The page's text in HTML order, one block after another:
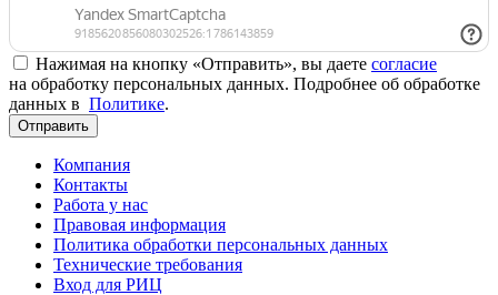
Нажимая на кнопку «Отправить», вы даете согласие
на обработку персональных данных. Подробнее об обработке
данных в Политике.
Отправить
Компания
Контакты
Работа у нас
Правовая информация
Политика обработки персональных данных
Технические требования
Вход для РИЦ